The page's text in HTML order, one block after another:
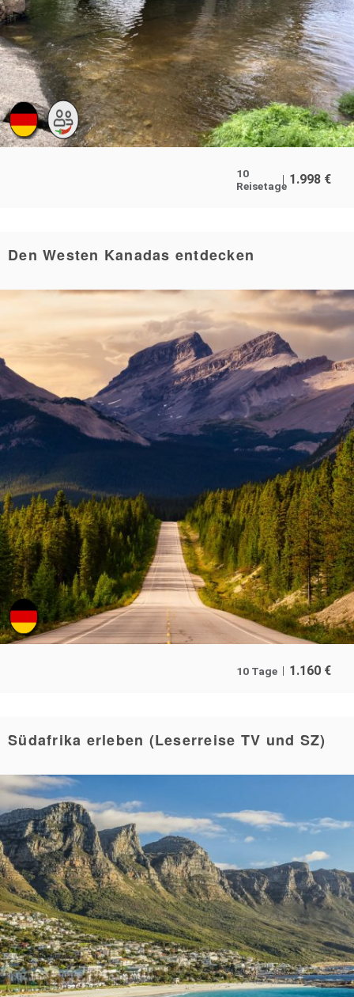
10
Reisetage 1.998 €
Den Westen Kanadas entdecken
10 Tage 1.160 €
Südafrika erleben (Leserreise TV und SZ)